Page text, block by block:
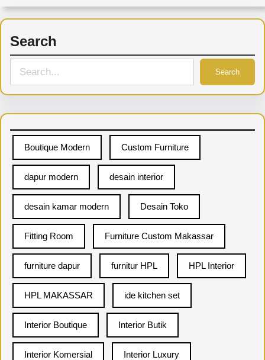
Search
e
c
h
Search
Boutique Modern Custom Furniture
dapur modern desain interior
desain kamar modern Desain Toko
Fitting Room Furniture Custom Makassar
furniture dapur furnitur HPL HPL Interior
HPL MAKASSAR ide kitchen set
Interior Boutique Interior Butik
Interior Komersial Interior Luxury